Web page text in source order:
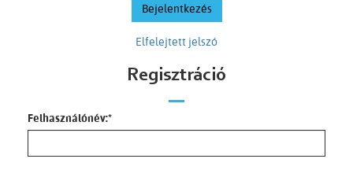
Elfelejtett jelszó
Regisztráció
Felhasználónév:*